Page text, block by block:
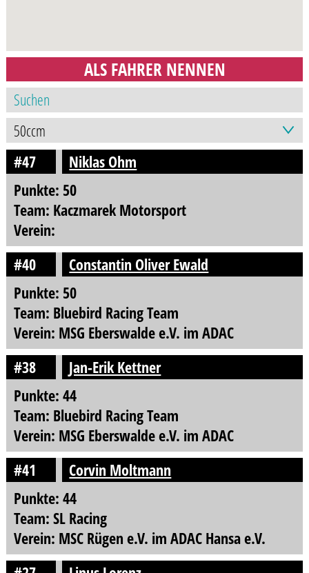
ALS FAHRER NENNEN
#47
Niklas Ohm
Punkte: 50
Team: Kaczmarek Motorsport
Verein:
#40
Constantin Oliver Ewald
Punkte: 50
Team: Bluebird Racing Team
Verein: MSG Eberswalde e.V. im ADAC
#38
Jan-Erik Kettner
Punkte: 44
Team: Bluebird Racing Team
Verein: MSG Eberswalde e.V. im ADAC
#41
Corvin Moltmann
Punkte: 44
Team: SL Racing
Verein: MSC Rügen e.V. im ADAC Hansa e.V.